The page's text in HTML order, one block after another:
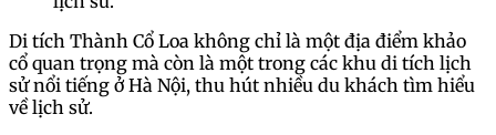
Di tích Thành Cổ Loa không chỉ là một địa điểm khảo
cổ quan trọng mà còn là một trong các khu di tích lịch
sử nổi tiếng ở Hà Nội, thu hút nhiều du khách tìm hiểu
về lịch sử.